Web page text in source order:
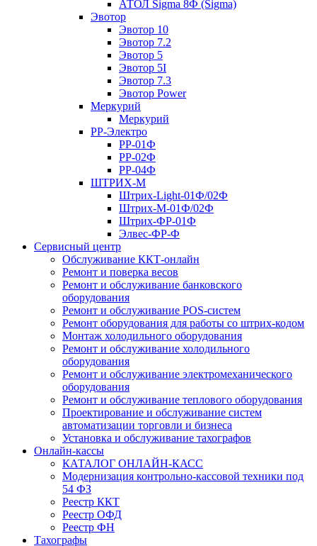
АТОЛ Sigma 8Ф (Sigma)
Эвотор
Эвотор 10
Эвотор 7.2
Эвотор 5
Эвотор 5I
Эвотор 7.3
Эвотор Power
Меркурий
Меркурий
РР-Электро
РР-01Ф
РР-02Ф
РР-04Ф
ШТРИХ-М
Штрих-Light-01Ф/02Ф
Штрих-М-01Ф/02Ф
Штрих-ФР-01Ф
Элвес-ФР-Ф
Сервисный центр
Обслуживание ККТ-онлайн
Ремонт и поверка весов
Ремонт и обслуживание банковского
оборудования
Ремонт и обслуживание POS-систем
Ремонт оборудования для работы со штрих-кодом
Монтаж холодильного оборудования
Ремонт и обслуживание холодильного
оборудования
Ремонт и обслуживание электромеханического
оборудования
Ремонт и обслуживание теплового оборудования
Проектирование и обслуживание систем
автоматизации торговли и бизнеса
Установка и обслуживание тахографов
Онлайн-кассы
КАТАЛОГ ОНЛАЙН-КАСС
Модернизация контрольно-кассовой техники под
54 ФЗ
Реестр ККТ
Реестр ОФД
Реестр ФН
Тахографы